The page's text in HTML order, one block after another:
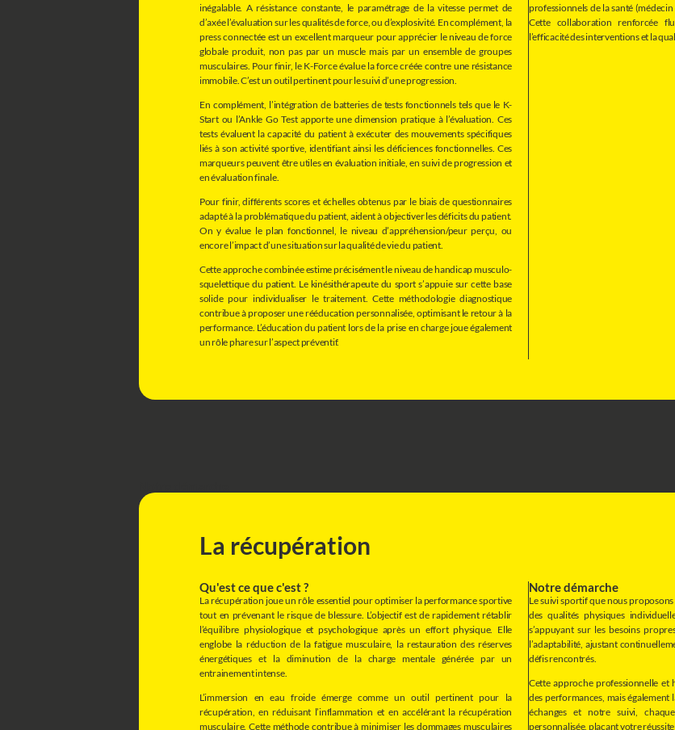
inégalable. A résistance constante, le paramétrage de la vitesse permet de
d’axée l’évaluation sur les qualités de force, ou d’explosivité. En complément, la
press connectée est un excellent marqueur pour apprécier le niveau de force
globale produit, non pas par un muscle mais par un ensemble de groupes
musculaires. Pour finir, le K-Force évalue la force créée contre une résistance
immobile. C’est un outil pertinent pour le suivi d’une progression.
En complément, l’intégration de batteries de tests fonctionnels tels que le K-
Start ou l’Ankle Go Test apporte une dimension pratique à l’évaluation. Ces
tests évaluent la capacité du patient à exécuter des mouvements spécifiques
liés à son activité sportive, identifiant ainsi les déficiences fonctionnelles. Ces
marqueurs peuvent être utiles en évaluation initiale, en suivi de progression et
en évaluation finale.
Pour finir, différents scores et échelles obtenus par le biais de questionnaires
adapté à la problématique du patient, aident à objectiver les déficits du patient.
On y évalue le plan fonctionnel, le niveau d’appréhension/peur perçu, ou
encore l’impact d’une situation sur la qualité de vie du patient.
Cette approche combinée estime précisément le niveau de handicap musculo-
squelettique du patient. Le kinésithérapeute du sport s’appuie sur cette base
solide pour individualiser le traitement. Cette méthodologie diagnostique
contribue à proposer une rééducation personnalisée, optimisant le retour à la
performance. L’éducation du patient lors de la prise en charge joue également
un rôle phare sur l’aspect préventif.
professionnels de la santé
Cette collaboration renforcée
l’efficacité des interventions et la
La récupération
Qu'est ce que c'est ?
La récupération joue un rôle essentiel pour optimiser la performance sportive
tout en prévenant le risque de blessure. L’objectif est de rapidement rétablir
l’équilibre physiologique et psychologique après un effort physique. Elle
englobe la réduction de la fatigue musculaire, la restauration des réserves
énergétiques et la diminution de la charge mentale générée par un
entrainement intense.
L’immersion en eau froide émerge comme un outil pertinent pour la
récupération, en réduisant l’inflammation et en accélérant la récupération
musculaire. Cette méthode contribue à minimiser les dommages musculaires
Notre démarche
Le suivi sportif que nous
des qualités physiques
s’appuyant sur les besoins
l’adaptabilité, ajustant
défis rencontrés.
Cette approche professionnelle et
des performances, mais
échanges et notre suivi,
personnalisée, plaçant votre